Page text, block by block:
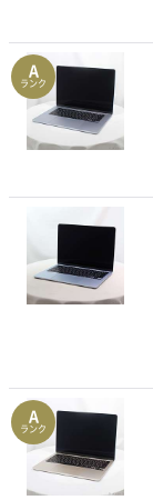
A
ランク
A
ランク